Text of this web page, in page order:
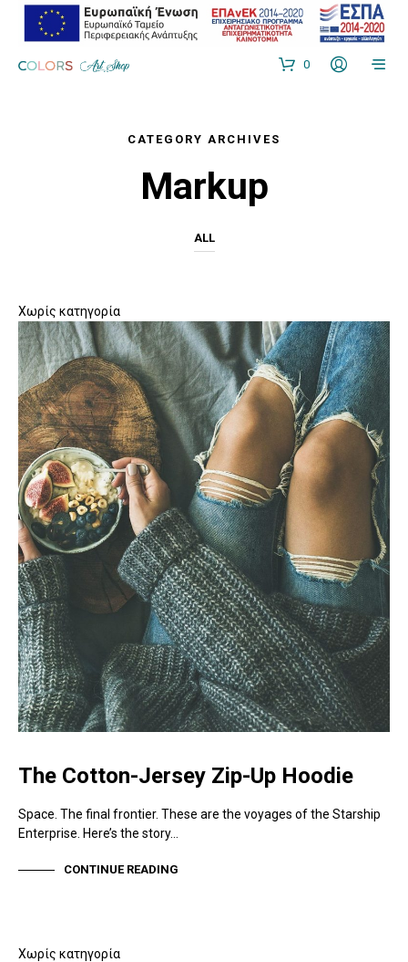
0
CATEGORY ARCHIVES
Markup
ALL
Χωρίς κατηγορία
The Cotton-Jersey Zip-Up Hoodie
Space. The final frontier. These are the voyages of the Starship
Enterprise. Here’s the story…
CONTINUE READING
Χωρίς κατηγορία